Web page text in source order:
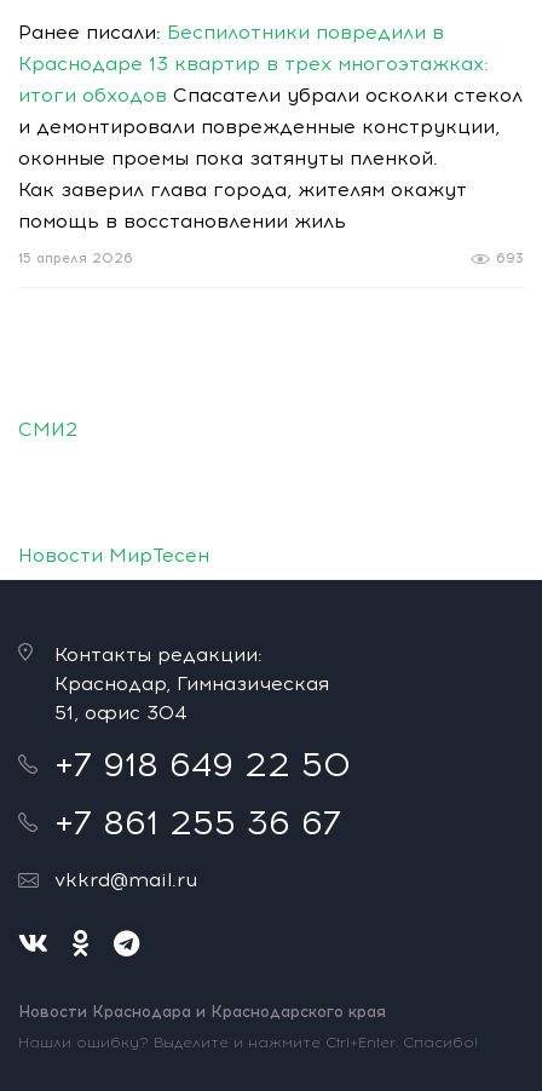
Ранее писали: Беспилотники повредили в
Краснодаре 13 квартир в трех многоэтажках:
итоги обходов Спасатели убрали осколки стекол
и демонтировали поврежденные конструкции,
оконные проемы пока затянуты пленкой.
Как заверил глава города, жителям окажут
помощь в восстановлении жиль
693
15 апреля 2026
СМИ2
Новости МирТесен
Контакты редакции:
Краснодар, Гимназическая
51, офис 304
+7 918 649 22 50
+7 861 255 36 67
vkkrd@mail.ru
Новости Краснодара и Краснодарского края
Нашли ошибку? Выделите и нажмите Ctrl+Enter. Спасибо!